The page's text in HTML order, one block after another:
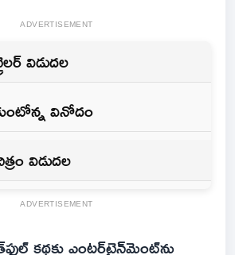
ADVERTISEMENT
విడుదల
వినోదం
విడుదల
ADVERTISEMENT
కథకు ఎంటర్‌టైన్‌మెంట్‌ను